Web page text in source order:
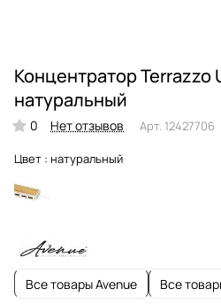
Концентратор Terrazzo
натуральный
0 Нет отзывов Арт. 12427706
Цвет : натуральный
Все товары Avenue Все